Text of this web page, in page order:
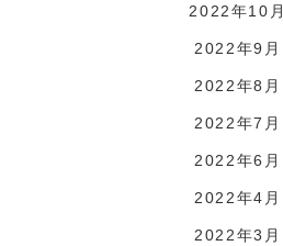
2022年10月
2022年9月
2022年8月
2022年7月
2022年6月
2022年4月
2022年3月